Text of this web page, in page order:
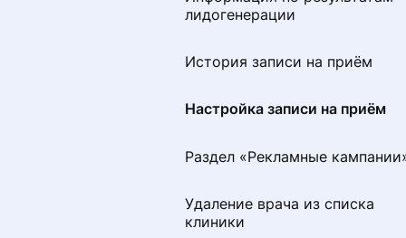
Как добавить или изменить
пациентов
Удаление профиля
специалиста с портала
лидогенерации
История записи на приём
Настройка записи на приём
Раздел «Рекламные
Удаление врача из списка
клиники